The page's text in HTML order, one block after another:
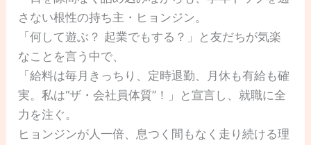
さない根性の持ち主・ヒョンジン。
「何して遊ぶ？ 起業でもする？」と友だちが気楽
なことを言う中で、
「給料は毎月きっちり、定時退勤、月休も有給も確
実。私は“ザ・会社員体質”！」と宣言し、就職に全
力を注ぐ。
ヒョンジンが人一倍、息つく間もなく走り続ける理